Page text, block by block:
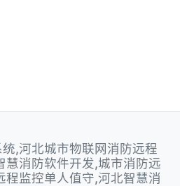
,河北城市物联网消防远程
慧消防软件开发,城市消防远
程监控单人值守,河北智慧消